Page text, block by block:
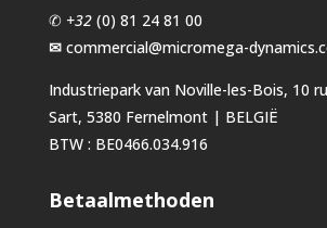
✆ +32 (0) 81 24 81 00
✉ commercial@micromega-
Industriepark van Noville-les-Bois, 10
Sart, 5380 Fernelmont | BELGIË
BTW : BE0466.034.916
Betaalmethoden